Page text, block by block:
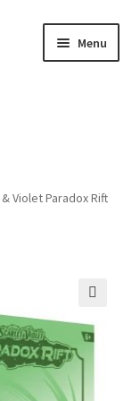
Menu
Violet Paradox Rift